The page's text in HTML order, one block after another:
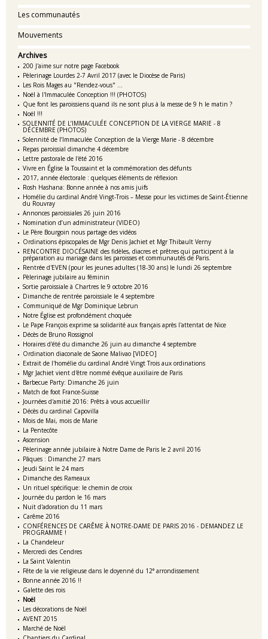
Les communautés
Mouvements
Archives
200 J'aime sur notre page Facebook
Pèlerinage Lourdes 2-7 Avril 2017 (avec le Diocèse de Paris)
Les Rois Mages au "Rendez-vous" ...
Noël à l'Immaculée Conception !!! (PHOTOS)
Que font les paroissiens quand ils ne sont plus à la messe de 9 h le matin ?
Noël !!!
SOLENNITÉ DE L’IMMACULÉE CONCEPTION DE LA VIERGE MARIE - 8
DÉCEMBRE (PHOTOS)
Solennité de l’Immaculée Conception de la Vierge Marie - 8 décembre
Repas paroissial dimanche 4 décembre
Lettre pastorale de l'été 2016
Vivre en Église la Toussaint et la commémoration des défunts
2017, année électorale : quelques éléments de réflexion
Rosh Hashana: Bonne année à nos amis juifs
Homélie du cardinal André Vingt-Trois – Messe pour les victimes de Saint-Étienne
du Rouvray
Annonces paroissiales 26 juin 2016
Nomination d’un administrateur (VIDEO)
Le Père Bourgoin nous partage des vidéos
Ordinations épiscopales de Mgr Denis Jachiet et Mgr Thibault Verny
RENCONTRE DIOCÉSAINE des fidèles, diacres et prêtres qui participent à la
préparation au mariage dans les paroisses et communautés de Paris.
Rentrée d'EVEN (pour les jeunes adultes (18-30 ans) le lundi 26 septembre
Pèlerinage jubilaire au féminin
Sortie paroissiale à Chartres le 9 octobre 2016
Dimanche de rentrée paroissiale le 4 septembre
Communiqué de Mgr Dominique Lebrun
Notre Église est profondément choquée
Le Pape François exprime sa solidarité aux français après l'attentat de Nice
Décès de Bruno Rossignol
Horaires d'été du dimanche 26 juin au dimanche 4 septembre
Ordination diaconale de Saone Malivao [VIDEO]
Extrait de l'homélie du cardinal André Vingt Trois aux ordinations
Mgr Jachiet vient d'être nommé évêque auxiliaire de Paris
Barbecue Party: Dimanche 26 juin
Match de foot France-Suisse
Journées d'amitié 2016: Prêts à vous accueillir
Décès du cardinal Capovilla
Mois de Mai, mois de Marie
La Pentecôte
Ascension
Pèlerinage année jubilaire à Notre Dame de Paris le 2 avril 2016
Pâques : Dimanche 27 mars
Jeudi Saint le 24 mars
Dimanche des Rameaux
Un rituel spécifique: le chemin de croix
Journée du pardon le 16 mars
Nuit d'adoration du 11 mars
Carême 2016
CONFÉRENCES DE CARÊME À NOTRE-DAME DE PARIS 2016 - DEMANDEZ LE
PROGRAMME !
La Chandeleur
Mercredi des Cendres
La Saint Valentin
Fête de la vie religieuse dans le doyenné du 12° arrondissement
Bonne année 2016 !!
Galette des rois
Noël
Les décorations de Noël
AVENT 2015
Marché de Noël